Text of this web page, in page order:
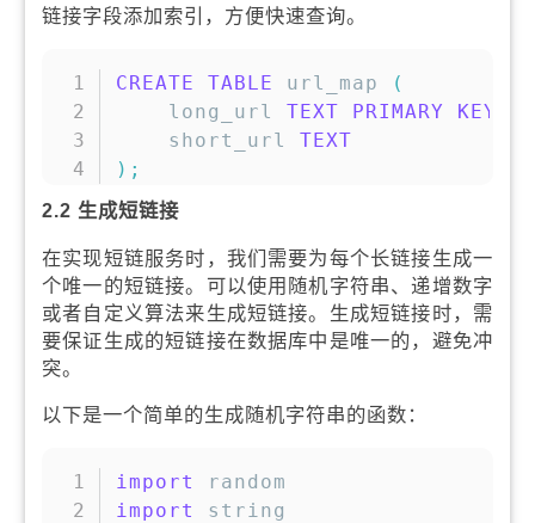
链接字段添加索引，方便快速查询。
CREATE TABLE url_map
(
    long_url
TEXT PRIMARY KEY
    short_url
TEXT
) ;
2.2 生成短链接
在实现短链服务时，我们需要为每个长链接生成一
个唯一的短链接。可以使用随机字符串、递增数字
或者自定义算法来生成短链接。生成短链接时，需
要保证生成的短链接在数据库中是唯一的，避免冲
突。
以下是一个简单的生成随机字符串的函数：
import
import
string